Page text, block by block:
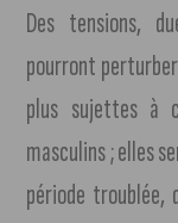
Des tensions,
pourront
plus sujettes à
masculins ; elles
période troublée,